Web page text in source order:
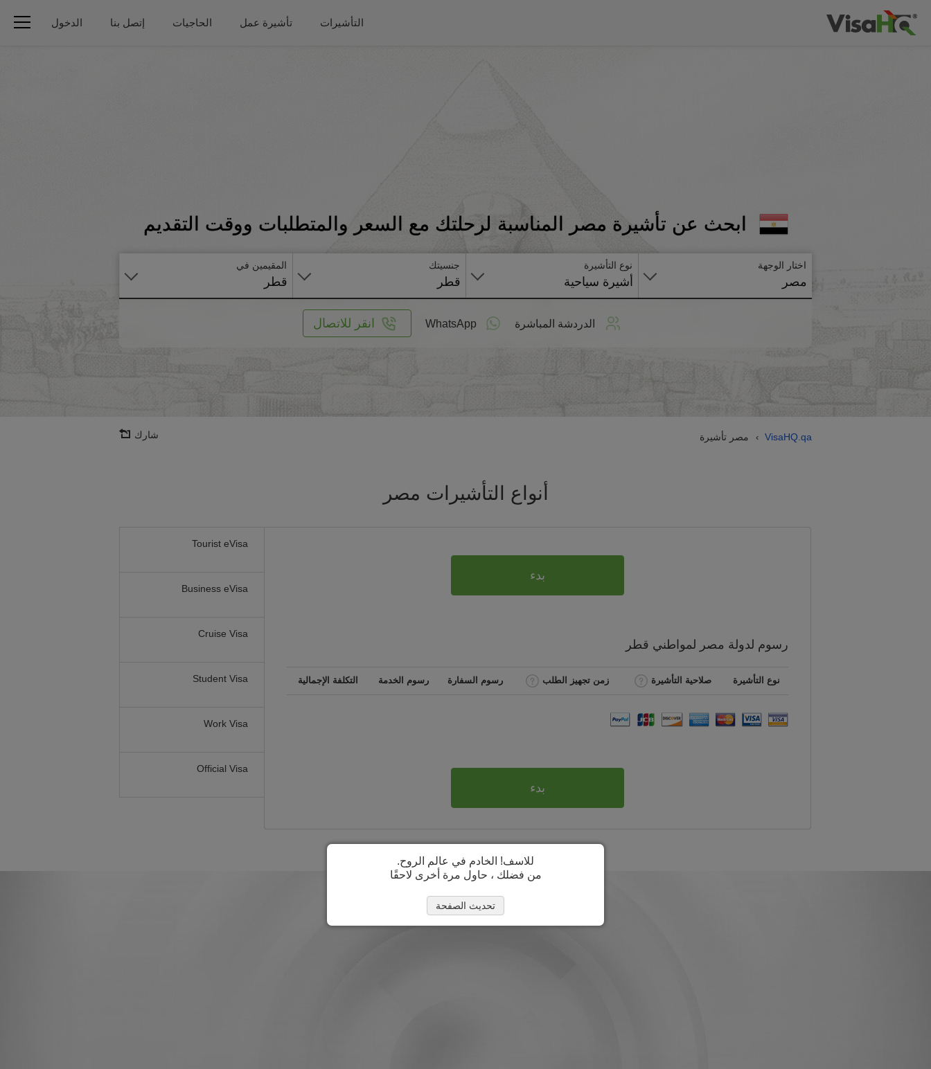
التأشيرات تأشيرة عمل الحاجيات إتصل بنا الدخول
ابحث عن تأشيرة مصر المناسبة لرحلتك مع السعر والمتطلبات ووقت التقديم
اختار الوجهة
مصر
نوع التأشيرة
أشيرة سياحية
جنسيتك
قطر
المقيمين في
قطر
الدردشة المباشرة WhatsApp انقر للاتصال
VisaHQ.qa
› مصر تأشيرة شارك
أنواع التأشيرات مصر
Tourist eVisa
Business eVisa
Cruise Visa
Student Visa
Work Visa
Official Visa
بدء
رسوم لدولة مصر لمواطني قطر
نوع التأشيرة صلاحية التأشيرة زمن تجهيز الطلب رسوم السفارة رسوم الخدمة التكلفة الإجمالية
بدء
للاسف! الخادم في عالم الروح.
من فضلك ، حاول مرة أخرى لاحقًا
تحديث الصفحة